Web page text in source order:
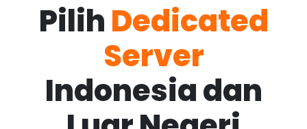
Pilih Dedicated
Server
Indonesia dan